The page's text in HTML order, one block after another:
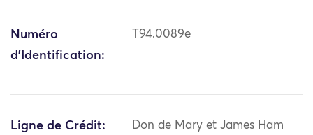
Numéro
d'Identification:
T94.0089e
Ligne de Crédit: Don de Mary et James Ham